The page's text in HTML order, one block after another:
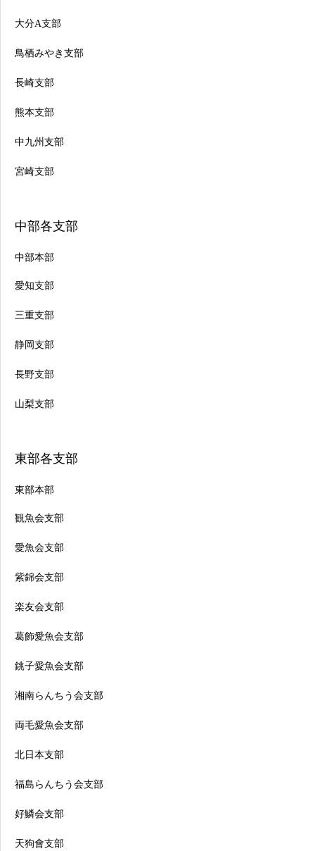
大分A支部
鳥栖みやき支部
長崎支部
熊本支部
中九州支部
宮崎支部
中部各支部
中部本部
愛知支部
三重支部
静岡支部
長野支部
山梨支部
東部各支部
東部本部
観魚会支部
愛魚会支部
紫錦会支部
楽友会支部
葛飾愛魚会支部
銚子愛魚会支部
湘南らんちう会支部
両毛愛魚会支部
北日本支部
福島らんちう会支部
好鱗会支部
天狗會支部